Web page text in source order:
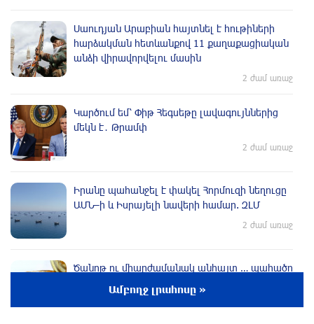
Սաուդյան Արաբիան հայտնել է հութիների
հարձակման հետևանքով 11 քաղաքացիական
անձի վիրավորվելու մասին
2 ժամ առաջ
Կարծում եմ՝ Փիթ Հեգսեթը լավագույններից
մեկն է․ Թրամփ
2 ժամ առաջ
Իրանը պահանջել է փակել Հորմուզի նեղուցը
ԱՄՆ–ի և Իսրայելի նավերի համար. ԶԼՄ
2 ժամ առաջ
Ծանոթ ու միարժամանակ անհայտ … պահածո
Ամբողջ լրահոսը »